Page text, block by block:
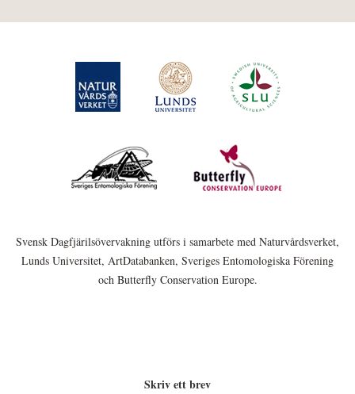
Svensk Dagfjärilsövervakning utförs i samarbete med Naturvårdsverket,
Lunds Universitet, ArtDatabanken, Sveriges Entomologiska Förening
och Butterfly Conservation Europe.
Skriv ett brev